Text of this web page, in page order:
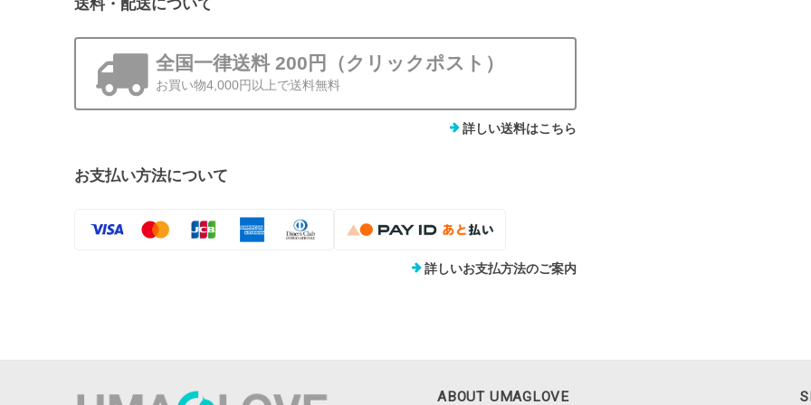
送料・配送について
全国一律送料 200円（クリックポスト）
お買い物4,000円以上で送料無料
詳しい送料はこちら
お支払い方法について
詳しいお支払方法のご案内
ABOUT UMAGLOVE